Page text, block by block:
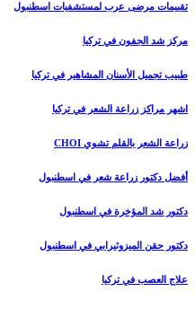
تقييمات مرضى عرب لمستشفيات اسطنبول
مركز شد الجفون في تركيا
طبيب تجميل الأسنان المشاهير في تركيا
اشهر مراكز زراعة الشعر في تركيا
زراعة الشعر بالقلم تشوي CHOI
أفضل دكتور زراعة شعر في اسطنبول
دكتور شد المؤخرة في اسطنبول
دكتور حقن الميزوثيرابي في اسطنبول
علاج العصب في تركيا